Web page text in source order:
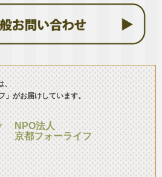
、
」がお届けしています。
NPO法人
京都フォーライフ